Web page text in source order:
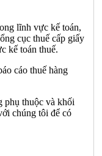
lĩnh vực kế toán,
cục thuế cấp giấy
kế toán thuế.
cáo thuế hàng
phụ thuộc và khối
chúng tôi để có